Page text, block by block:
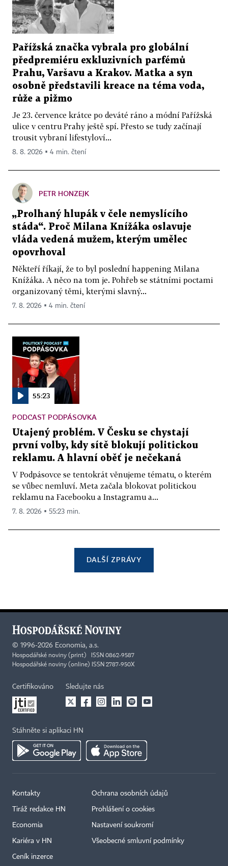
Pařížská značka vybrala pro globální
předpremiéru exkluzivních parfémů
Prahu, Varšavu a Krakov. Matka a syn
osobně představili kreace na téma voda,
růže a pižmo
Je 23. července krátce po deváté ráno a módní Pařížská
ulice v centru Prahy ještě spí. Přesto se tudy začínají
trousit vybraní lifestyloví...
8. 8. 2026 ▪ 4 min. čtení
PETR HONZEJK
„Prolhaný hlupák v čele nemyslícího
stáda“. Proč Milana Knížáka oslavuje
vláda vedená mužem, kterým umělec
opovrhoval
Někteří říkají, že to byl poslední happening Milana
Knížáka. A něco na tom je. Pohřeb se státními poctami
organizovaný těmi, kterými slavný...
7. 8. 2026 ▪ 4 min. čtení
55:23
PODCAST PODPÁSOVKA
Utajený problém. V Česku se chystají
první volby, kdy sítě blokují politickou
reklamu. A hlavní oběť je nečekaná
V Podpásovce se tentokrát věnujeme tématu, o kterém
se vůbec nemluví. Meta začala blokovat politickou
reklamu na Facebooku a Instagramu a...
7. 8. 2026 ▪ 55:23 min.
DALŠÍ ZPRÁVY
© 1996-2026 Economia, a.s.
Hospodářské noviny (print) ISSN 0862-9587
Hospodářské noviny (online) ISSN 2787-950X
Certifikováno Sledujte nás
Stáhněte si aplikaci HN
Kontakty
Tiráž redakce HN
Economia
Kariéra v HN
Ceník inzerce
Ochrana osobních údajů
Prohlášení o cookies
Nastavení soukromí
Všeobecné smluvní podmínky